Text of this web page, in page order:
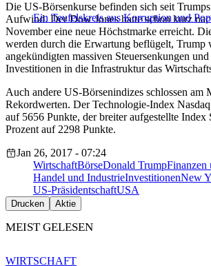
Ein Teufelskreis aus Korruption und
Die US-Börsenkurse befinden sich seit
Aufwind. Der Dow Jones hatte schon kurz
November eine neue Höchstmarke erreicht.
werden durch die Erwartung beflügelt, Trump
angekündigten massiven Steuersenkungen
Investitionen in die Infrastruktur das
Auch andere US-Börsenindizes schlossen am
Rekordwerten. Der Technologie-Index
auf 5656 Punkte, der breiter aufgestellte Index
Prozent auf 2298 Punkte.
Jan 26, 2017 - 07:24
WirtschaftBörseDonald TrumpFinanzen
Handel und IndustrieInvestitionenNew
US-PräsidentschaftUSA
Drucken Aktie
MEIST GELESEN
WIRTSCHAFT